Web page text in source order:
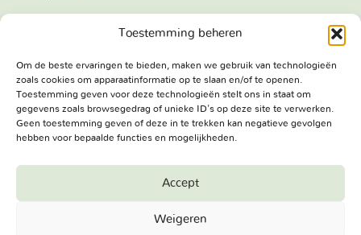
Toestemming beheren
Om de beste ervaringen te bieden, maken we gebruik van technologieën
zoals cookies om apparaatinformatie op te slaan en/of te openen.
Toestemming geven voor deze technologieën stelt ons in staat om
gegevens zoals browsegedrag of unieke ID's op deze site te verwerken.
Geen toestemming geven of deze in te trekken kan negatieve gevolgen
hebben voor bepaalde functies en mogelijkheden.
Accept
Weigeren
Volg ons:
Facebook
Bezoekadres
Haringweg 3A
2975 LB Ottoland
Reserved.